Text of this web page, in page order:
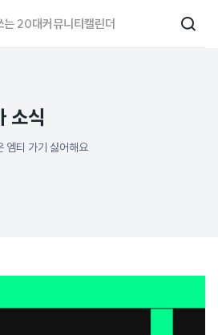
는 20대커뮤니티캘린더
검
소식
엠티 가기 싫어해요